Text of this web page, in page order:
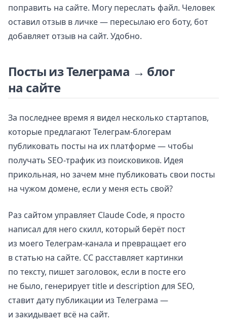
поправить на сайте. Могу переслать файл. Человек
оставил отзыв в личке — пересылаю его боту, бот
добавляет отзыв на сайт. Удобно.
Посты из Телеграма → блог
на сайте
За последнее время я видел несколько стартапов,
которые предлагают Телеграм-блогерам
публиковать посты на их платформе — чтобы
получать SEO-трафик из поисковиков. Идея
прикольная, но зачем мне публиковать свои посты
на чужом домене, если у меня есть свой?
Раз сайтом управляет Claude Code, я просто
написал для него скилл, который берёт пост
из моего Телеграм-канала и превращает его
в статью на сайте. CC расставляет картинки
по тексту, пишет заголовок, если в посте его
не было, генерирует title и description для SEO,
ставит дату публикации из Телеграма —
и закидывает всё на сайт.